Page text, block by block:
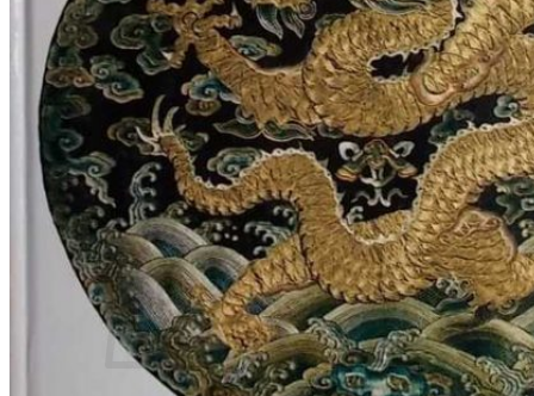
TEORIJA I POVIJEST KNJIŽEVNOSTI
VEDUTE
ZAGREB
ZEMLJOVIDI
Otkup knjiga
O nama
Novosti
AKCIJA
Pretraži: